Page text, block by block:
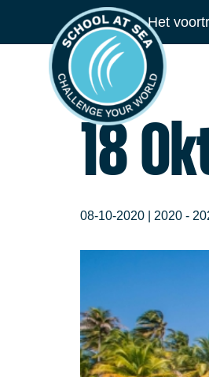
de
School
at
Sea
Het
18
08-10-2020 | 2020 -